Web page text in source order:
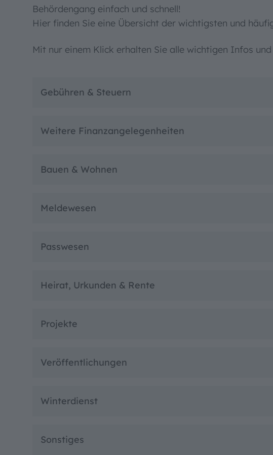
Behördengang einfach und schnell!
Hier finden Sie eine Übersicht der wichtigsten und
Mit nur einem Klick erhalten Sie alle wichtigen Infos
Gebühren & Steuern
Weitere Finanzangelegenheiten
Bauen & Wohnen
Meldewesen
Passwesen
Heirat, Urkunden & Rente
Projekte
Veröffentlichungen
Winterdienst
Sonstiges